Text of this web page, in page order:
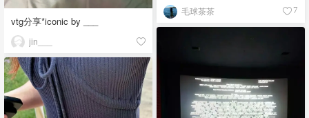
毛球茶茶 7
vtg分享*iconic by ___
jin___